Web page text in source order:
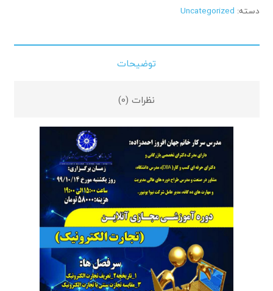
دسته: Uncategorized
توضیحات
نظرات (0)